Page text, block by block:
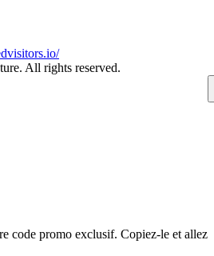
All rights reserved.
code promo exclusif. Copiez-le et allez